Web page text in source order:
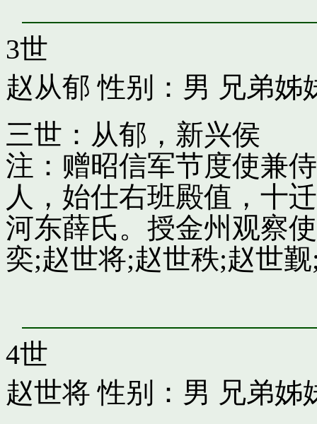
3世
赵从郁 性别：男 兄弟姊
三世：从郁，新兴侯
注：赠昭信军节度使兼
人，始仕右班殿值，十
河东薛氏。授金州观察
奕;赵世将;赵世秩;赵世
4世
赵世将 性别：男 兄弟姊